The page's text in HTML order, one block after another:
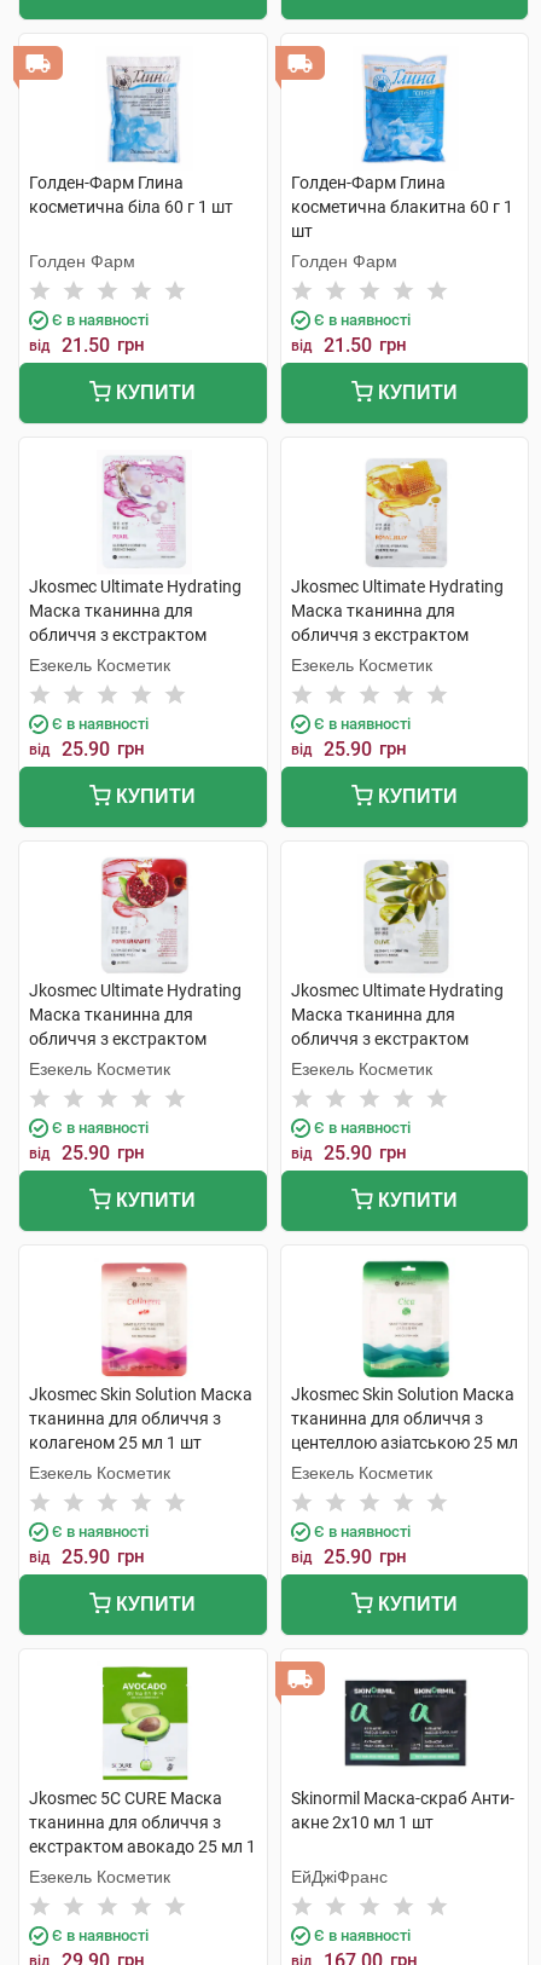
Голден-Фарм Глина
косметична біла 60 г 1 шт
Голден Фарм
Є в наявності
від 21.50 грн
КУПИТИ
Голден-Фарм Глина
косметична блакитна 60 г 1
шт
Голден Фарм
Є в наявності
від 21.50 грн
КУПИТИ
Jkosmec Ultimate Hydrating
Маска тканинна для
обличчя з екстрактом
перлів 25 мл 1 шт
Езекель Косметик
Є в наявності
від 25.90 грн
КУПИТИ
Jkosmec Ultimate Hydrating
Маска тканинна для
обличчя з екстрактом
бджолиного маточного
молочка 25 мл 1 шт
Езекель Косметик
Є в наявності
від 25.90 грн
КУПИТИ
Jkosmec Ultimate Hydrating
Маска тканинна для
обличчя з екстрактом
гранату 25 мл 1 шт
Езекель Косметик
Є в наявності
від 25.90 грн
КУПИТИ
Jkosmec Ultimate Hydrating
Маска тканинна для
обличчя з екстрактом
оливки 25 мл 1 шт
Езекель Косметик
Є в наявності
від 25.90 грн
КУПИТИ
Jkosmec Skin Solution Маска
тканинна для обличчя з
колагеном 25 мл 1 шт
Езекель Косметик
Є в наявності
від 25.90 грн
КУПИТИ
Jkosmec Skin Solution Маска
тканинна для обличчя з
центеллою азіатською 25 мл
1 шт
Езекель Косметик
Є в наявності
від 25.90 грн
КУПИТИ
Jkosmec 5C CURE Маска
тканинна для обличчя з
екстрактом авокадо 25 мл 1
шт
Езекель Косметик
Є в наявності
від грн
Skinormil Маска-скраб Анти-
акне 2х10 мл 1 шт
ЕйДжіФранс
Є в наявності
від грн